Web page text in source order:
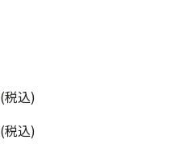
(税込)
(税込)